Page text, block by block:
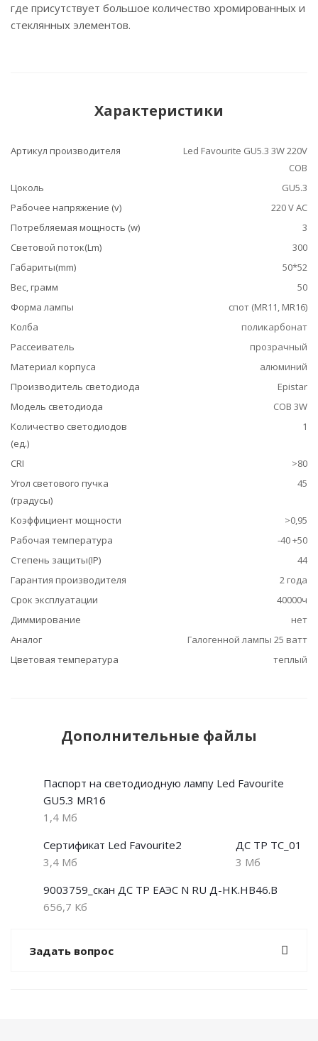
где присутствует большое количество хромированных и
стеклянных элементов.
Характеристики
Артикул производителя
Led Favourite GU5.3 3W 220V
COB
Цоколь
GU5.3
Рабочее напряжение (v)
220 V АС
Потребляемая мощность (w)
3
Световой поток(Lm)
300
Габариты(mm)
50*52
Вес, грамм
50
Форма лампы
спот (MR11, MR16)
Колба
поликарбонат
Рассеиватель
прозрачный
Материал корпуса
алюминий
Производитель светодиода
Epistar
Модель светодиода
COB 3W
Количество светодиодов
(ед.)
1
CRI
>80
Угол светового пучка
(градусы)
45
Коэффициент мощности
>0,95
Рабочая температура
-40 +50
Степень защиты(IP)
44
Гарантия производителя
2 года
Срок эксплуатации
40000ч
Диммирование
нет
Аналог
Галогенной лампы 25 ватт
Цветовая температура
теплый
Дополнительные файлы
Паспорт на светодиодную лампу Led Favourite
GU5.3 MR16
1,4 Мб
Сертификат Led Favourite2
3,4 Мб
ДС ТР ТС_01
3 Мб
9003759_скан ДС ТР ЕАЭС N RU Д-HK.НВ46.В
656,7 Кб
Задать вопрос